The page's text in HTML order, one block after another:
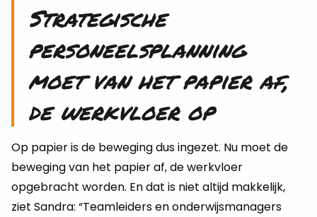
Strategische
personeelsplanning
moet van het papier af,
de werkvloer op
Op papier is de beweging dus ingezet. Nu moet de
beweging van het papier af, de werkvloer
opgebracht worden. En dat is niet altijd makkelijk,
ziet Sandra: “Teamleiders en onderwijsmanagers